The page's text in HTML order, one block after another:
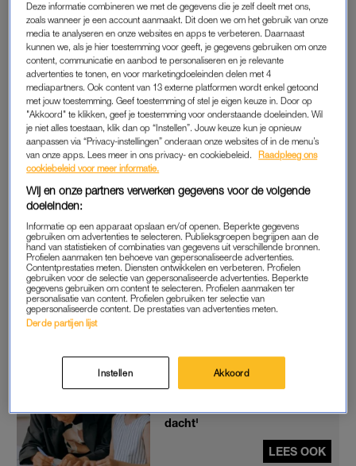
Frankrijk werden in totaal meer dan 80.000 kinderen langdurig
gemonitord.
POSITIEF VOOR KINDEREN
In alle vijf de landen blijkt dat de opvang een positieve
uitwerking heeft. Kinderen die vóór hun vierde levensjaar
regelmatig bij de kinderopvang waren, hadden daar later
profijt van. Het onderzoek volgde de kinderen tot en met
dertien jaar.
De resultaten uit het onderzoek onthullen niet waarom de
kinderopvang zo gunstig is, maar de onderzoekers hebben
daar wel een idee over. Zo denken zij dat de kinderen hier
beter leren omgaan methun emoties, samenwerken en
conflicten oplossen. Daarnaast zouden de faciliteiten van de
opvang die thuis niet beschikbaar zijn ook een positieve
invloed kunnen hebben.
dochter kan veel meer dan ik
dacht'
LEES OOK
Deze informatie combineren we met de gegevens die je zelf deelt met ons,
zoals wanneer je een account aanmaakt. Dit doen we om het gebruik van onze
media te analyseren en onze websites en apps te verbeteren. Daarnaast
kunnen we, als je hier toestemming voor geeft, je gegevens gebruiken om onze
content, communicatie en aanbod te personaliseren en je relevante
advertenties te tonen, en voor marketingdoeleinden delen met 4
mediapartners. Ook content van 13 externe platformen wordt enkel getoond
met jouw toestemming. Geef toestemming of stel je eigen keuze in. Door op
"Akkoord" te klikken, geef je toestemming voor onderstaande doeleinden. Wil
je niet alles toestaan, klik dan op “Instellen”. Jouw keuze kun je opnieuw
aanpassen via “Privacy-instellingen” onderaan onze websites of in de menu’s
van onze apps. Lees meer in ons privacy- en cookiebeleid.
Raadpleeg ons
cookiebeleid voor meer informatie.
Wij en onze partners verwerken gegevens voor de volgende
doeleinden:
Informatie op een apparaat opslaan en/of openen. Beperkte gegevens
gebruiken om advertenties te selecteren. Publieksgroepen begrijpen aan de
hand van statistieken of combinaties van gegevens uit verschillende bronnen.
Profielen aanmaken ten behoeve van gepersonaliseerde advertenties.
Contentprestaties meten. Diensten ontwikkelen en verbeteren. Profielen
gebruiken voor de selectie van gepersonaliseerde advertenties. Beperkte
gegevens gebruiken om content te selecteren. Profielen aanmaken ter
personalisatie van content. Profielen gebruiken ter selectie van
gepersonaliseerde content. De prestaties van advertenties meten.
Derde partijen lijst
Instellen Akkoord